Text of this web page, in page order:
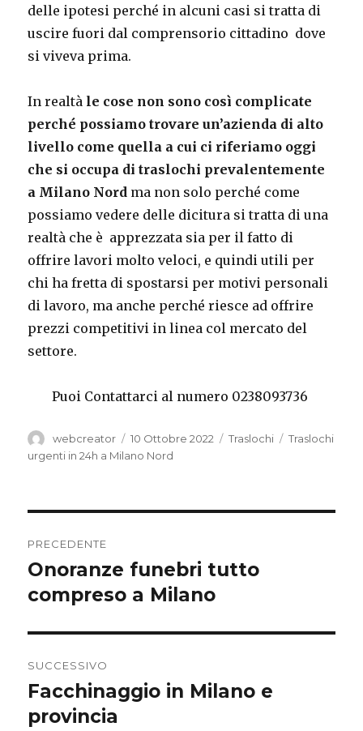
delle ipotesi perché in alcuni casi si tratta di
uscire fuori dal comprensorio cittadino dove
si viveva prima.
In realtà le cose non sono così complicate
perché possiamo trovare un’azienda di alto
livello come quella a cui ci riferiamo oggi
che si occupa di traslochi prevalentemente
a Milano Nord ma non solo perché come
possiamo vedere delle dicitura si tratta di una
realtà che è apprezzata sia per il fatto di
offrire lavori molto veloci, e quindi utili per
chi ha fretta di spostarsi per motivi personali
di lavoro, ma anche perché riesce ad offrire
prezzi competitivi in linea col mercato del
settore.
Puoi Contattarci al numero 0238093736
Autore
webcreator
Pubblicato
il
10 Ottobre 2022 Categorie
Traslochi Tag
Traslochi
urgenti in 24h a Milano Nord
articoli
PRECEDENTE
Articolo
precedente:
Onoranze funebri tutto
compreso a Milano
SUCCESSIVO
Articolo
successivo:
Facchinaggio in Milano e
provincia